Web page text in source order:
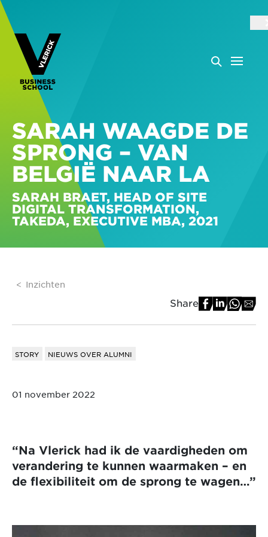
SARAH WAAGDE DE
SPRONG – VAN
BELGIË NAAR LA
SARAH BRAET, HEAD OF SITE
DIGITAL TRANSFORMATION,
TAKEDA, EXECUTIVE MBA, 2021
Inzichten
Share
STORY NIEUWS OVER ALUMNI
01 november 2022
“Na Vlerick had ik de vaardigheden om
verandering te kunnen waarmaken – en
de flexibiliteit om de sprong te wagen…”